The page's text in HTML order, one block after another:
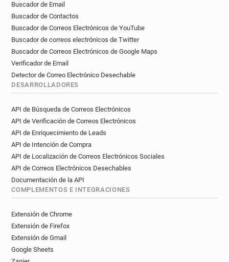
Buscador de Email
Buscador de Contactos
Buscador de Correos Electrónicos de YouTube
Buscador de correos electrónicos de Twitter
Buscador de Correos Electrónicos de Google Maps
Verificador de Email
Detector de Correo Electrónico Desechable
DESARROLLADORES
API de Búsqueda de Correos Electrónicos
API de Verificación de Correos Electrónicos
API de Enriquecimiento de Leads
API de Intención de Compra
API de Localización de Correos Electrónicos Sociales
API de Correos Electrónicos Desechables
Documentación de la API
COMPLEMENTOS E INTEGRACIONES
Extensión de Chrome
Extensión de Firefox
Extensión de Gmail
Google Sheets